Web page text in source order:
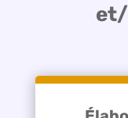
et/